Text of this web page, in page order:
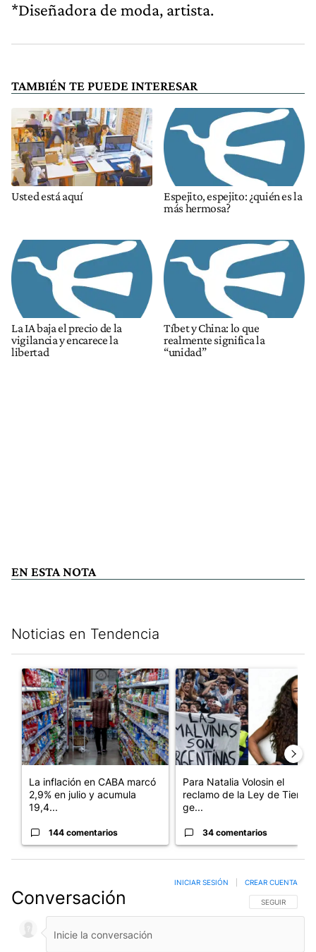
*Diseñadora de moda, artista.
TAMBIÉN TE PUEDE INTERESAR
Usted está aquí
Espejito, espejito: ¿quién es la
más hermosa?
La IA baja el precio de la
vigilancia y encarece la
libertad
Tíbet y China: lo que
realmente significa la
“unidad”
EN ESTA NOTA
Noticias en Tendencia
Un artículo de tendencia con el título "La inflación en CABA
La inflación en CABA marcó
2,9% en julio y acumula
19,4...
144 comentarios
Un artículo de tendencia con
Para Natalia Volosin el
reclamo de la Ley de Tierras
ge...
34 comentarios
Conversación SIGA ESTA
SEGUIR
INICIAR SESIÓN CREAR CUENTA